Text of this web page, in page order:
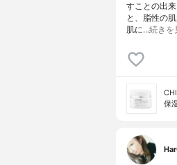
すことの出
と、脂性の
肌に…続きを
保